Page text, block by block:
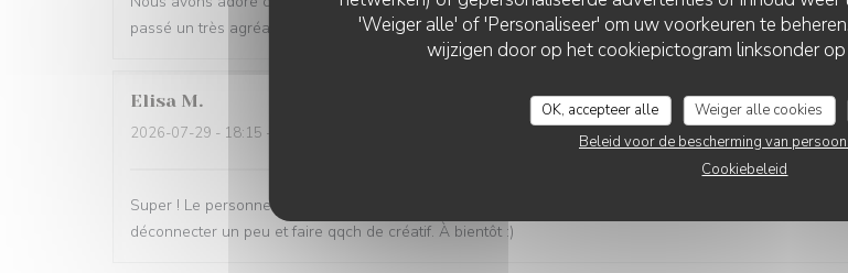
'Weiger alle' of 'Personaliseer' om uw voorkeuren te
wijzigen door op het cookiepictogram linksonder
OK, accepteer alle Weiger alle cookies
Beleid voor de bescherming van
Cookiebeleid
passé un très agréable moment, une pause bienvenue dans un quotidien parfois intense. Nous
Elisa M
2026-07-29 - 18:15 - Gasten 1 Service : 5 Atmosfeer
Super ! Le personnel est très sympa et bienveillant, l’ambiance est top avec une playlist parfaite !
déconnecter un peu et faire qqch de créatif. À bientôt :)
BAV'ART CAFÉ